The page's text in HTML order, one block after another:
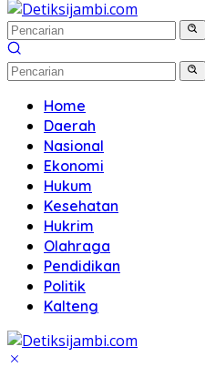
Home
Daerah
Nasional
Ekonomi
Hukum
Kesehatan
Hukrim
Olahraga
Pendidikan
Politik
Kalteng